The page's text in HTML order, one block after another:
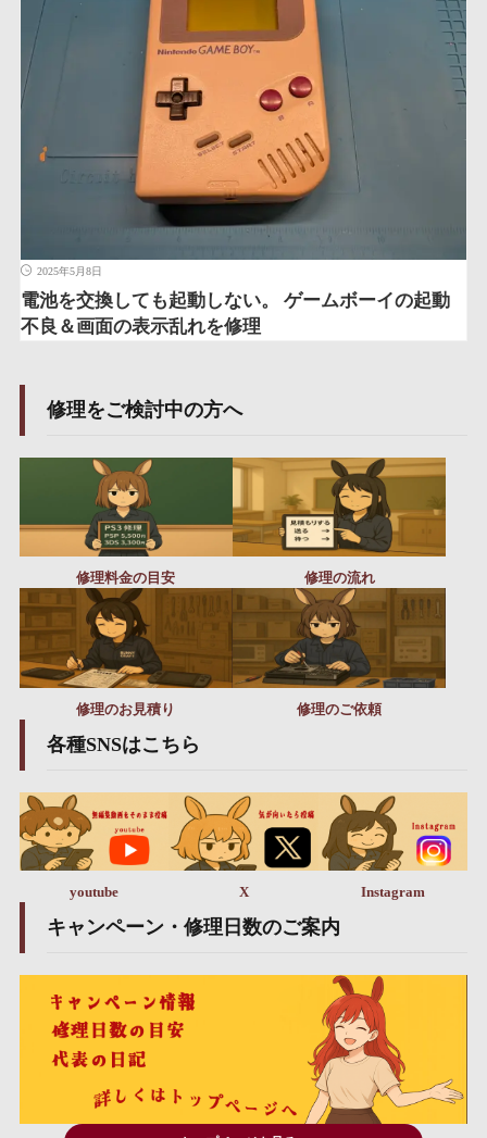
2025年5月8日
電池を交換しても起動しない。 ゲームボーイの起動
不良＆画面の表示乱れを修理
修理をご検討中の方へ
修理料金の目安 修理の流れ
修理のお見積り 修理のご依頼
各種SNSはこちら
youtube X Instagram
キャンペーン・修理日数のご案内